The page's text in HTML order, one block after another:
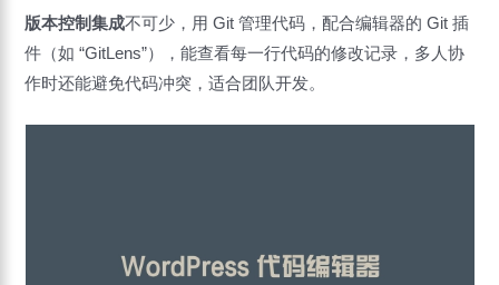
版本控制集成不可少，用 Git 管理代码，配合编辑器的 Git 插
件（如 “GitLens”），能查看每一行代码的修改记录，多人协
作时还能避免代码冲突，适合团队开发。